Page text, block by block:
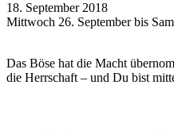
18. September 2018
Mittwoch 26. September bis
Das Böse hat die Macht
die Herrschaft – und Du bist